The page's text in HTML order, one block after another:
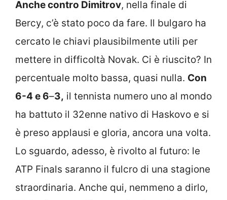
Anche contro Dimitrov, nella finale di
Bercy, c’è stato poco da fare. Il bulgaro ha
cercato le chiavi plausibilmente utili per
mettere in difficoltà Novak. Ci è riuscito? In
percentuale molto bassa, quasi nulla. Con
6-4 e 6–3, il tennista numero uno al mondo
ha battuto il 32enne nativo di Haskovo e si
è preso applausi e gloria, ancora una volta.
Lo sguardo, adesso, è rivolto al futuro: le
ATP Finals saranno il fulcro di una stagione
straordinaria. Anche qui, nemmeno a dirlo,